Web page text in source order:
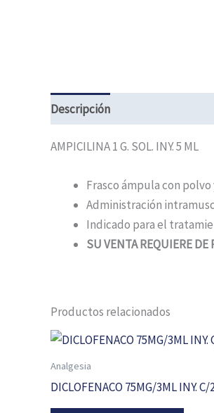
Descripción
AMPICILINA 1 G. SOL. INY. 5 ML
Frasco ámpula con
Administración
Indicado para el
SU VENTA REQUIERE DE
Productos relacionados
Analgesia
DICLOFENACO 75MG/3ML INY. C/